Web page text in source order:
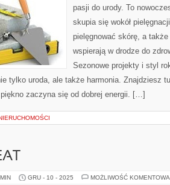
pasji do urody. To
skupia się wokół
pielęgnować skórę, a
wspierają w drodze do
Sezonowe projekty i styl
tylko uroda, ale także harmonia. Znajdziesz
zaczyna się od dobrej energii. […]
GRU - 10 - 2025 MOŻLIWOŚĆ